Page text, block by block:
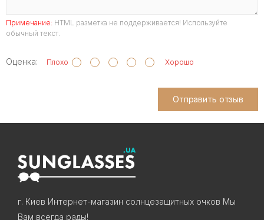
Примечание: HTML разметка не поддерживается! Используйте
обычный текст.
Оценка: Плохо Хорошо
Отправить отзыв
г. Киев Интернет-магазин солнцезащитных очков Мы
Вам всегда рады!